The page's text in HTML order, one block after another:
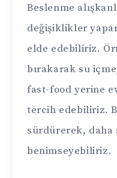
Beslenme
değişiklikler
elde edebiliriz.
bırakarak su
fast-food yerine
tercih edebiliriz.
sürdürerek, daha
benimseyebiliriz.